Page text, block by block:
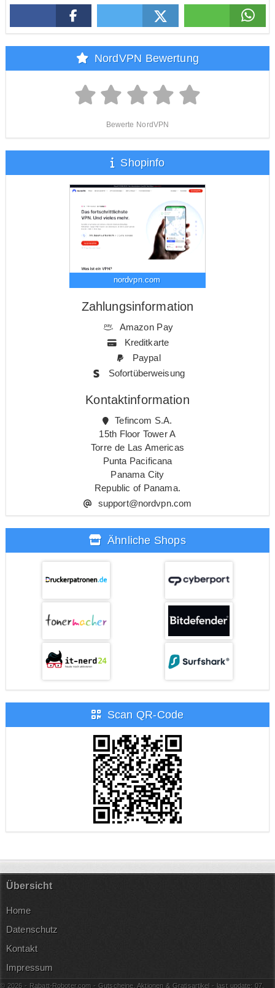
NordVPN Bewertung
Bewerte NordVPN
Shopinfo
nordvpn.com
Zahlungsinformation
Amazon Pay
Kreditkarte
Paypal
Sofortüberweisung
Kontaktinformation
Tefincom S.A.
15th Floor Tower A
Torre de Las Americas
Punta Pacificana
Panama City
Republic of Panama.
support@nordvpn.com
Ähnliche Shops
Scan QR-Code
Übersicht
Home
Datenschutz
Kontakt
Impressum
© 2026 - Rabatt-Roboter.com - Gutscheine, Aktionen & Gratisartikel - last update: 07.